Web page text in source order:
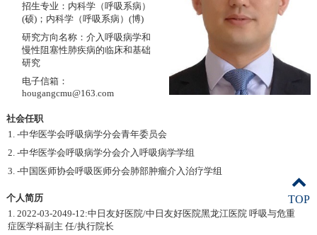
招生专业：内科学（呼吸系病）
(硕)；内科学（呼吸系病）(博)
研究方向名称：介入呼吸病学和
慢性阻塞性肺疾病的临床和基础
研究
电子信箱：
hougangcmu@163.com
社会任职
1. -中华医学会呼吸病学分会青年委员会
2. -中华医学会呼吸病学分会介入呼吸病学学组
3. -中国医师协会呼吸医师分会肺部肿瘤介入治疗学组
个人简历
1. 2022-03-2049-12:中日友好医院/中日友好医院黑龙江医院 呼吸与危重
症医学科副主 任/执行院长
TOP